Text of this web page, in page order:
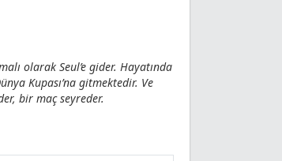
olarak Seul’e gider. Hayatında
Kupası’na gitmektedir. Ve
bir maç seyreder.